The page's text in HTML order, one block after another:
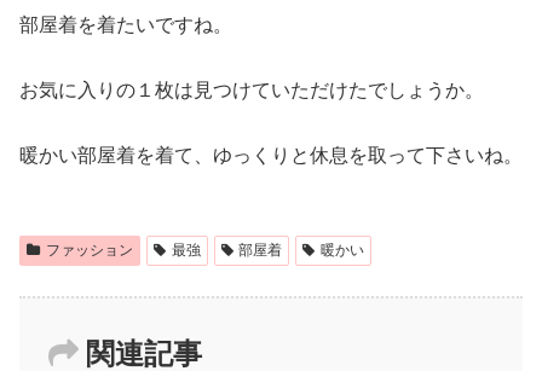
部屋着を着たいですね。
お気に入りの１枚は見つけていただけたでしょうか。
暖かい部屋着を着て、ゆっくりと休息を取って下さいね。
ファッション 最強 部屋着 暖かい
関連記事